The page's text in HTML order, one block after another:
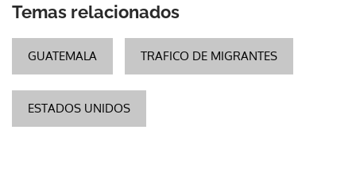
Temas relacionados
GUATEMALA TRAFICO DE MIGRANTES
ESTADOS UNIDOS